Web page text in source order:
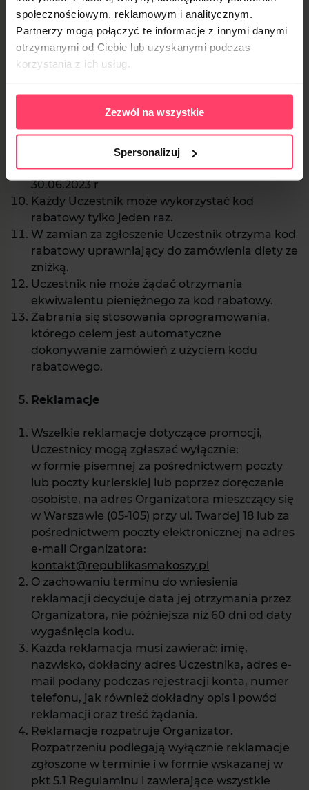
społecznościowym, reklamowym i analitycznym.
Partnerzy mogą połączyć te informacje z innymi danymi
otrzymanymi od Ciebie lub uzyskanymi podczas
korzystania z ich usług.
Zezwól na wszystkie
Spersonalizuj
prawa do nagrody w promocji, Organizator
może zgłosić ww. praktykę do odpowiednich
organów ścigania.
Nie będą rozpatrywane zgłoszenia
wskazanych w Regulaminie, zgodnie z pkt 3.1
Regulaminu, a także zawierające dane
nieprawdziwe oraz zgłoszenia dokonane w
innym terminie niż w dniach 05.06.2023 r-
30.06.2023 r
Każdy Uczestnik może wykorzystać kod
rabatowy tylko jeden raz.
W zamian za zgłoszenie Uczestnik otrzyma kod
rabatowy uprawniający do zamówienia diety ze
zniżką.
Uczestnik nie może żądać otrzymania
ekwiwalentu pieniężnego za kod rabatowy.
Zabrania się stosowania oprogramowania,
którego celem jest automatyczne
dokonywanie zamówień z użyciem kodu
rabatowego.
Reklamacje
Wszelkie reklamacje dotyczące promocji,
Uczestnicy mogą zgłaszać wyłącznie:
w formie pisemnej za pośrednictwem poczty
lub poczty kurierskiej lub poprzez doręczenie
osobiste, na adres Organizatora mieszczący się
w Warszawie (05-105) przy ul. Twardej 18 lub za
pośrednictwem poczty elektronicznej na adres
e-mail Organizatora:
kontakt@republikasmakoszy.pl
O zachowaniu terminu do wniesienia
reklamacji decyduje data jej otrzymania przez
Organizatora, nie późniejsza niż 60 dni od daty
wygaśnięcia kodu.
Każda reklamacja musi zawierać: imię,
nazwisko, dokładny adres Uczestnika, adres e-
mail podany podczas rejestracji konta, numer
telefonu, jak również dokładny opis i powód
reklamacji oraz treść żądania.
Reklamacje rozpatruje Organizator.
Rozpatrzeniu podlegają wyłącznie reklamacje
zgłoszone w terminie i w formie wskazanej w
pkt 5.1 Regulaminu i zawierające wszystkie